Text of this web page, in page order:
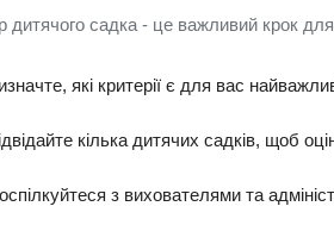
дитячого садка - це важливий крок
які критерії є для вас
кілька дитячих садків, щоб
з вихователями та